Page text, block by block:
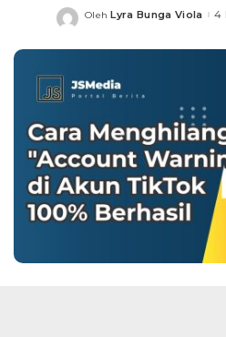
Posted
Oleh Lyra Bunga Viola 4